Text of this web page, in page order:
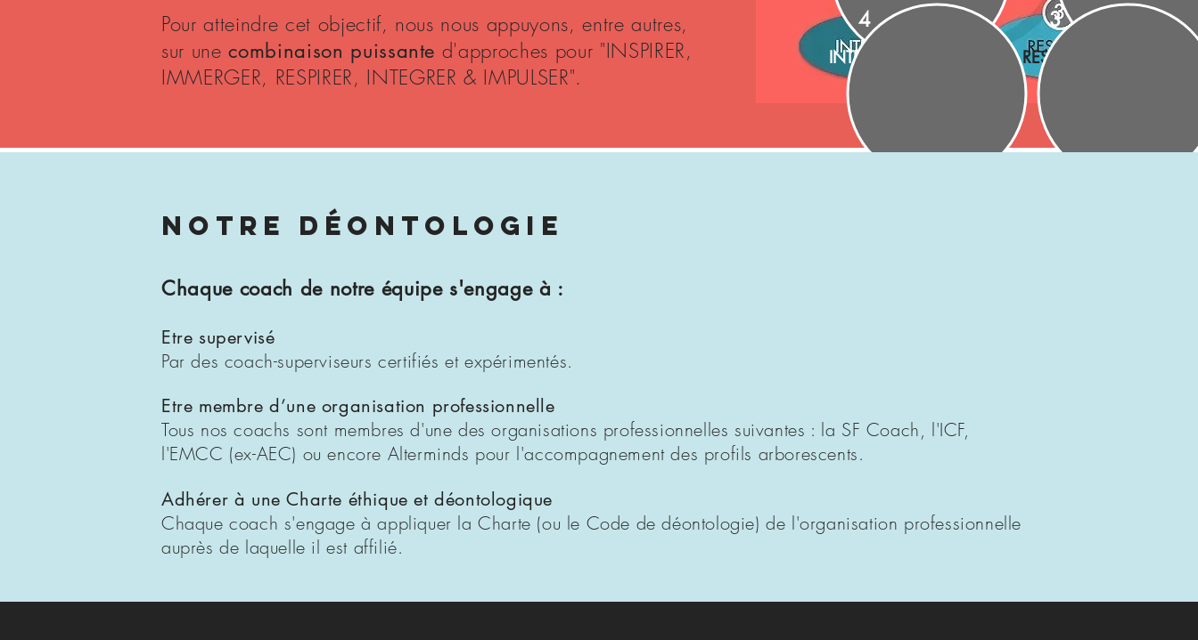
INTEGRER
4
RESPIRER
3
Pour atteindre cet objectif, nous nous appuyons, entre autres,
sur unecombinaison puissante d'approches pour "INSPIRER,
IMMERGER, RESPIRER, INTEGRER & IMPULSER".
NOTRE DÉONTOLOGIE
Chaque coach de notre équipe s'engage à :
Etre supervisé
Par des coach-superviseurs certifiés et expérimentés.
Etre membre d’une organisation professionnelle
Tous nos coachs sont membres d'une des organisations professionnelles suivantes : la SF Coach, l'ICF,
l'EMCC (ex-AEC) ou encore Alterminds pour l'accompagnement des profils arborescents.
Adhérer à une Charte éthique et déontologique
Chaque coach s'engage à appliquer la Charte (ou le Code de déontologie) de l'organisation professionnelle
auprès de laquelle il est affilié.